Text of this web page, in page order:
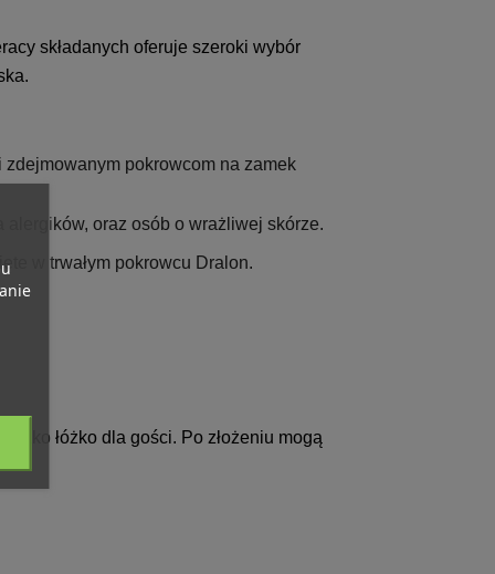
składanych oferuje szeroki wybór
zdejmowanym pokrowcom na zamek
oraz osób o wrażliwej skórze.
w trwałym pokrowcu Dralon.
jako łóżko dla gości. Po złożeniu mogą